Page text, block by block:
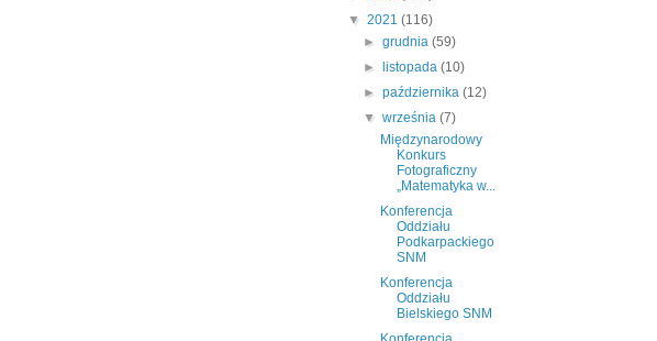
▼ 2021 (116)
►grudnia(59)
►
listopada(10)
►października(12)
▼września(7)
Międzynarodowy
Konkurs
Fotograficzny
„Matematyka w...
Konferencja
Oddziału
Podkarpackiego
SNM
Konferencja
Oddziału
Bielskiego SNM